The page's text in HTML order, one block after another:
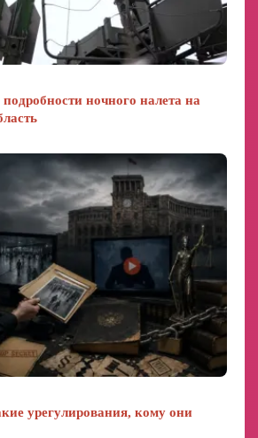
ночного налета на
урегулирования, кому они